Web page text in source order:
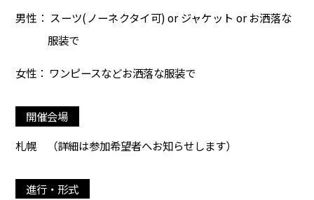
男性： スーツ(ノーネクタイ可) or ジャケット or お洒落な
服装で
女性： ワンピースなどお洒落な服装で
開催会場
札幌
（詳細は参加希望者へお知らせします）
進行・形式